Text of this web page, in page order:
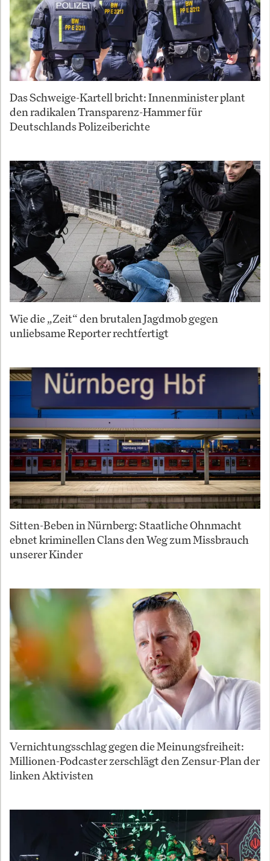
Das Schweige-Kartell bricht: Innenminister plant
den radikalen Transparenz-Hammer für
Deutschlands Polizeiberichte
Wie die „Zeit“ den brutalen Jagdmob gegen
unliebsame Reporter rechtfertigt
Sitten-Beben in Nürnberg: Staatliche Ohnmacht
ebnet kriminellen Clans den Weg zum Missbrauch
unserer Kinder
Vernichtungsschlag gegen die Meinungsfreiheit:
Millionen-Podcaster zerschlägt den Zensur-Plan der
linken Aktivisten